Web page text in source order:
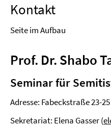
Kontakt
Seite im Aufbau
Prof. Dr. Shabo
Seminar für
Adresse: Fabeckstraße 23-
Sekretariat: Elena Gasser (